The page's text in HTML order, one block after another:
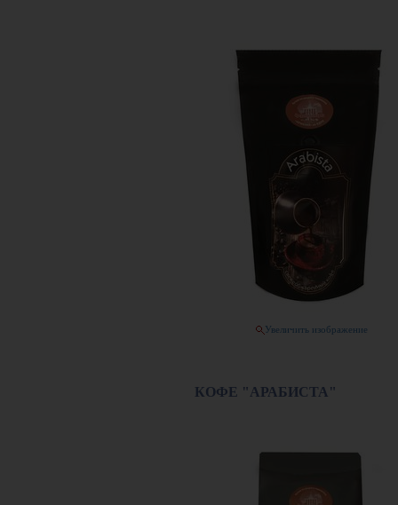
Увеличить изображение
КОФЕ "АРАБИСТА"